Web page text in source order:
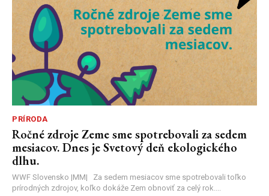
PRÍRODA
Ročné zdroje Zeme sme spotrebovali za sedem
mesiacov. Dnes je Svetový deň ekologického
dlhu.
WWF Slovensko |MM| Za sedem mesiacov sme spotrebovali toľko
prírodných zdrojov, koľko dokáže Zem obnoviť za celý rok....